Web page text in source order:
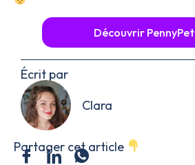
Découvrir PennyPet
Écrit par
Clara
Partager cet article